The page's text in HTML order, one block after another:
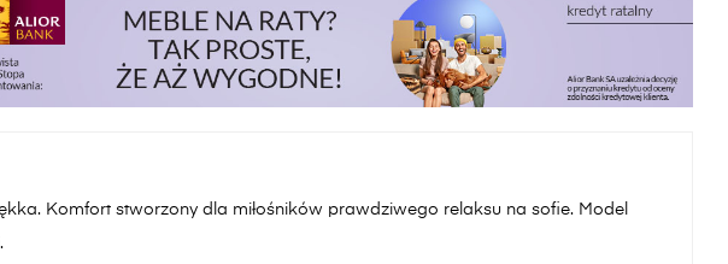
Komfort stworzony dla miłośników prawdziwego relaksu na sofie. Model